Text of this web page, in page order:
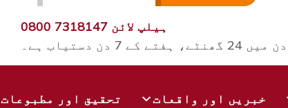
ہیلپ لائن0800 7318147
دن میں 24 گھنٹے، ہفتے کے 7 دن دستیاب ہے۔
خبریں اور واقعات تحقیق اور مطبوعات